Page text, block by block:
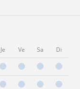
Je Ve Sa Di